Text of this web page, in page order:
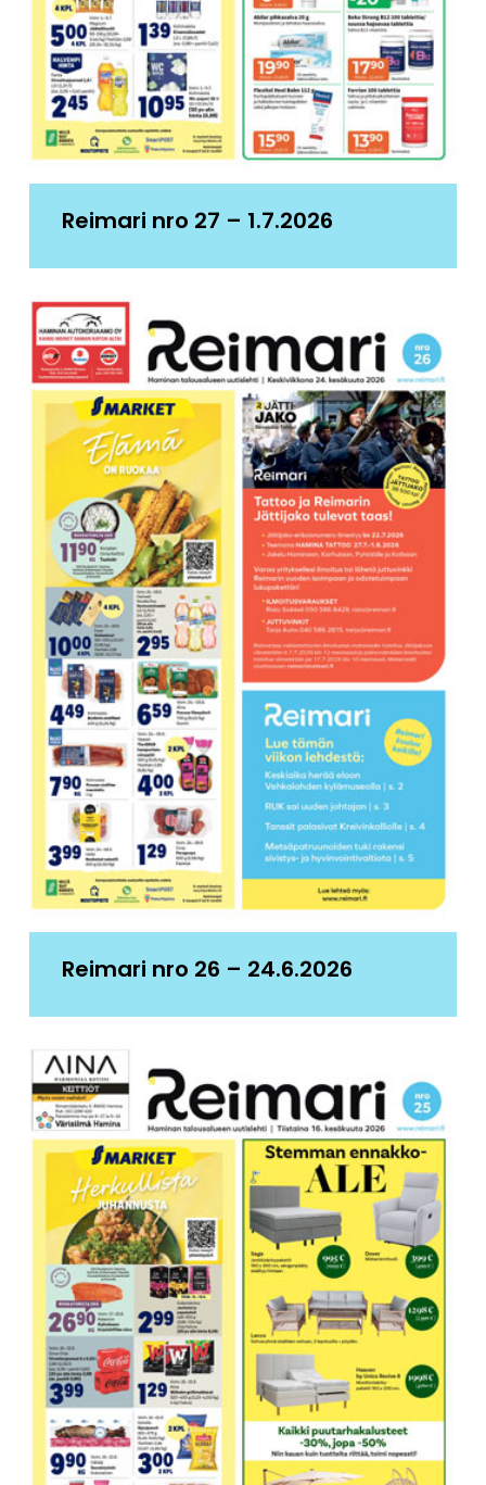
Reimari nro 27 – 1.7.2026
Reimari nro 26 – 24.6.2026